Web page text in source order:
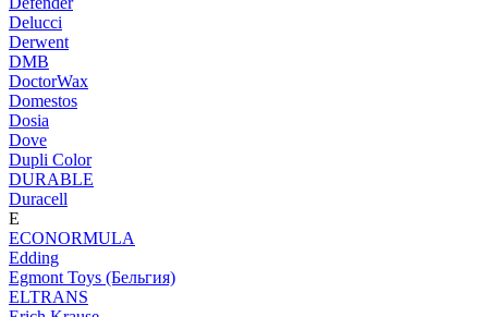
Delucci
Derwent
DMB
DoctorWax
Domestos
Dosia
Dove
Dupli Color
DURABLE
Duracell
E
ECONORMULA
Edding
Egmont Toys (Бельгия)
ELTRANS